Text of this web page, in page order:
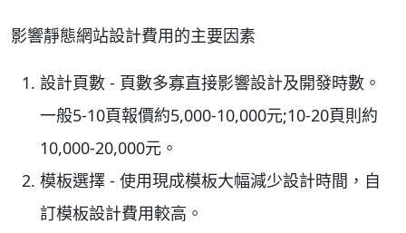
影響靜態網站設計費用的主要因素
設計頁數 - 頁數多寡直接影響設計及開發時數。
一般5-10頁報價約5,000-10,000元;10-20頁則約
10,000-20,000元。
模板選擇 - 使用現成模板大幅減少設計時間，自
訂模板設計費用較高。